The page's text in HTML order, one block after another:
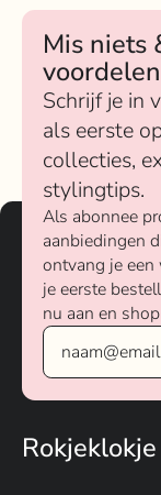
Mis niets
Schrijf je in
als eerste
collecties,
stylingtips.
Als abonnee
aanbiedingen
ontvang je
je eerste
nu aan en